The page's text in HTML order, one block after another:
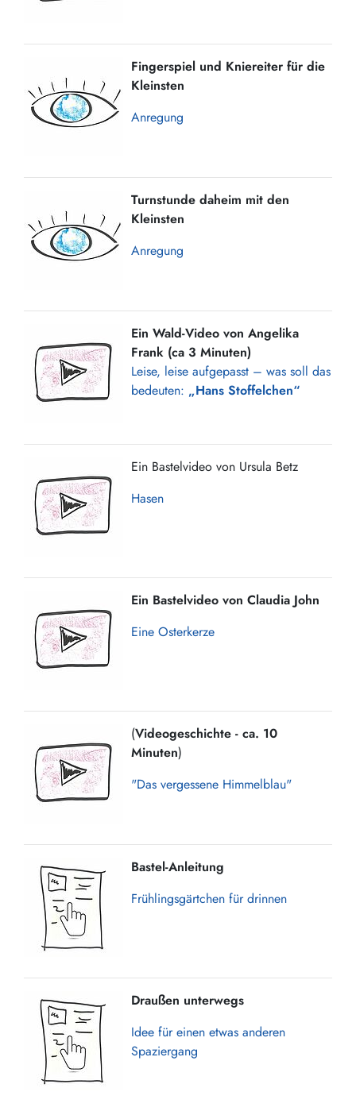
Fingerspiel und Kniereiter für die
Kleinsten
Anregung
Turnstunde daheim mit den
Kleinsten
Anregung
Ein Wald-Video von Angelika
Frank (ca 3 Minuten)
Leise, leise aufgepasst – was soll das
bedeuten: „Hans Stoffelchen“
Ein Bastelvideo von Ursula Betz
Hasen
Ein Bastelvideo von Claudia John
Eine Osterkerze
(Videogeschichte - ca. 10
Minuten)
"Das vergessene Himmelblau"
Bastel-Anleitung
Frühlingsgärtchen für drinnen
Draußen unterwegs
Idee für einen etwas anderen
Spaziergang